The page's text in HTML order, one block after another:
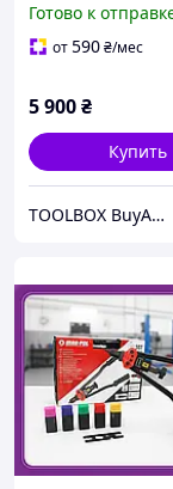
Заклепки 4,0 6,4
Мощный
Готово к
от590₴/мес
5 900₴
Купить
TOOLBOX BuyAndWork